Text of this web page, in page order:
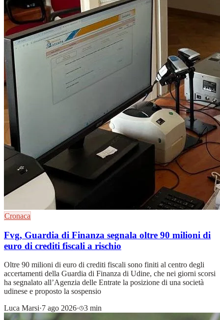
Cronaca
Fvg, Guardia di Finanza segnala oltre 90 milioni di
euro di crediti fiscali a rischio
Oltre 90 milioni di euro di crediti fiscali sono finiti al centro degli
accertamenti della Guardia di Finanza di Udine, che nei giorni scorsi
ha segnalato all’Agenzia delle Entrate la posizione di una società
udinese e proposto la sospensio
Luca Marsi·7 ago 2026· 3 min